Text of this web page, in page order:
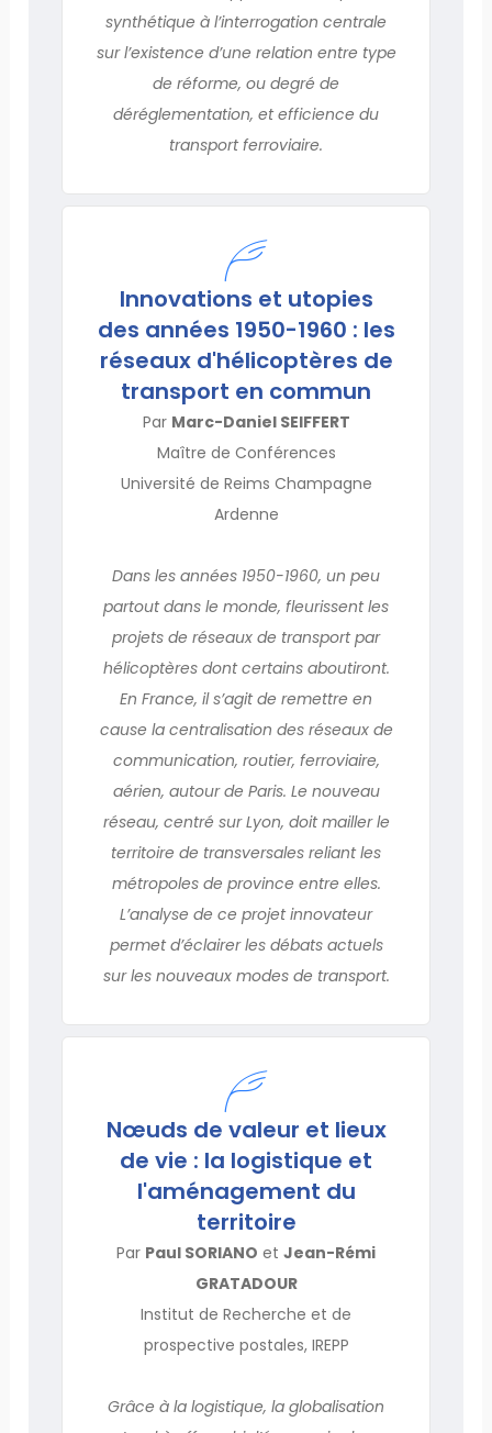
synthétique à l’interrogation centrale
sur l’existence d’une relation entre type
de réforme, ou degré de
déréglementation, et efficience du
transport ferroviaire.
Innovations et utopies
des années 1950-1960 : les
réseaux d'hélicoptères de
transport en commun
Par Marc-Daniel SEIFFERT
Maître de Conférences
Université de Reims Champagne
Ardenne
Dans les années 1950-1960, un peu
partout dans le monde, fleurissent les
projets de réseaux de transport par
hélicoptères dont certains aboutiront.
En France, il s’agit de remettre en
cause la centralisation des réseaux de
communication, routier, ferroviaire,
aérien, autour de Paris. Le nouveau
réseau, centré sur Lyon, doit mailler le
territoire de transversales reliant les
métropoles de province entre elles.
L’analyse de ce projet innovateur
permet d’éclairer les débats actuels
sur les nouveaux modes de transport.
Nœuds de valeur et lieux
de vie : la logistique et
l'aménagement du
territoire
Par Paul SORIANO et Jean-Rémi
GRATADOUR
Institut de Recherche et de
prospective postales, IREPP
Grâce à la logistique, la globalisation